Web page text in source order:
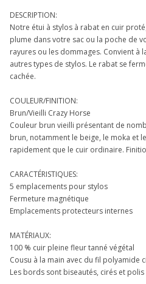
DESCRIPTION:
Notre étui à stylos à rabat en cuir
plume dans votre sac ou la poche de
rayures ou les dommages. Convient à
autres types de stylos. Le rabat se
cachée.
COULEUR/FINITION:
Brun/Vieilli Crazy Horse
Couleur brun vieilli présentant de
brun, notamment le beige, le moka et
rapidement que le cuir ordinaire.
CARACTÉRISTIQUES:
5 emplacements pour stylos
Fermeture magnétique
Emplacements protecteurs internes
MATÉRIAUX:
100 % cuir pleine fleur tanné végétal
Cousu à la main avec du fil polyamide
Les bords sont biseautés, cirés et